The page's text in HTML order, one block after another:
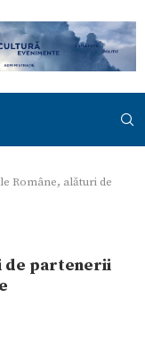
Române, alături de
de partenerii